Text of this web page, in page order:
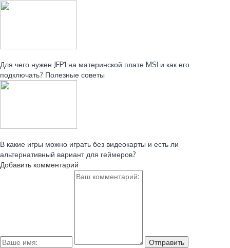
Для чего нужен JFP1 на материнской плате MSI и как его
подключать? Полезные советы
В какие игры можно играть без видеокарты и есть ли
альтернативный вариант для геймеров?
Добавить комментарий